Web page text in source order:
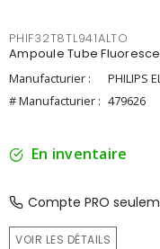
PHIF32T8TL941ALTO
Ampoule Tube
Manufacturier :
PHILIPS
# Manufacturier : 479626
En inventaire
Compte PRO
VOIR LES DÉTAILS